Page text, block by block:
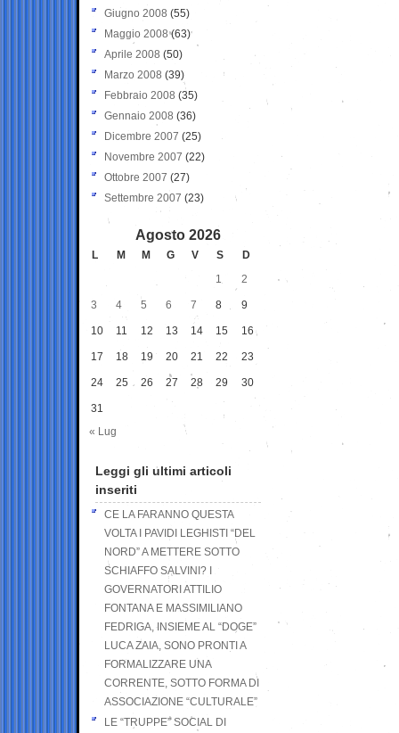
Giugno 2008 (55)
Maggio 2008(63)
Aprile 2008 (50)
Marzo 2008 (39)
Febbraio 2008 (35)
Gennaio 2008 (36)
Dicembre 2007 (25)
Novembre 2007 (22)
Ottobre 2007 (27)
Settembre 2007 (23)
Agosto 2026
L M M G V S
D
1
2
3 4 5 6 7 8 9
10 11 12 13 14 15 16
17 18 19 20 21 22 23
24 25 26 27 28 29 30
31
« Lug
Leggi gli ultimi articoli
inseriti
CE LA FARANNO QUESTA
VOLTA I PAVIDI LEGHISTI “DEL
NORD” A METTERE SOTTO
SCHIAFFO SALVINI? I
GOVERNATORI ATTILIO
FONTANA E MASSIMILIANO
FEDRIGA, INSIEME AL “DOGE”
LUCA ZAIA, SONO PRONTI A
FORMALIZZARE UNA
CORRENTE, SOTTO FORMA DI
ASSOCIAZIONE “CULTURALE”
LE “TRUPPE” SOCIAL DI